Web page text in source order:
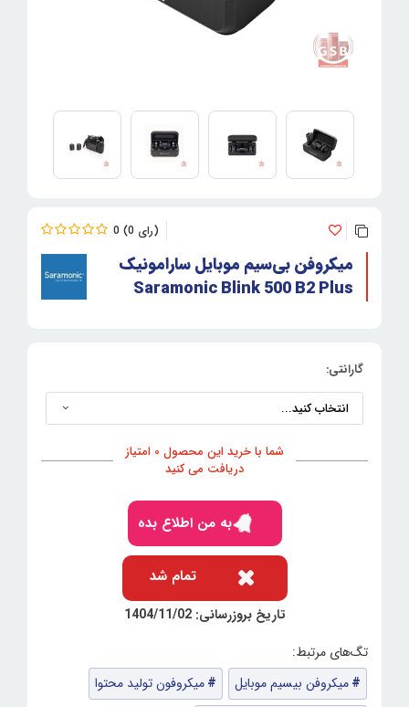
0 0
میکروفن بی‌سیم موبایل سارامونیک
Saramonic Blink 500 B2 Plus
گارانتی:
شما با خرید این محصول 0 امتیاز
دریافت می کنید
به من اطلاع بده
تمام شد
تاریخ بروزرسانی: 1404/11/02
میکروفن بیسیم موبایل
میکروفون تولید محتوا